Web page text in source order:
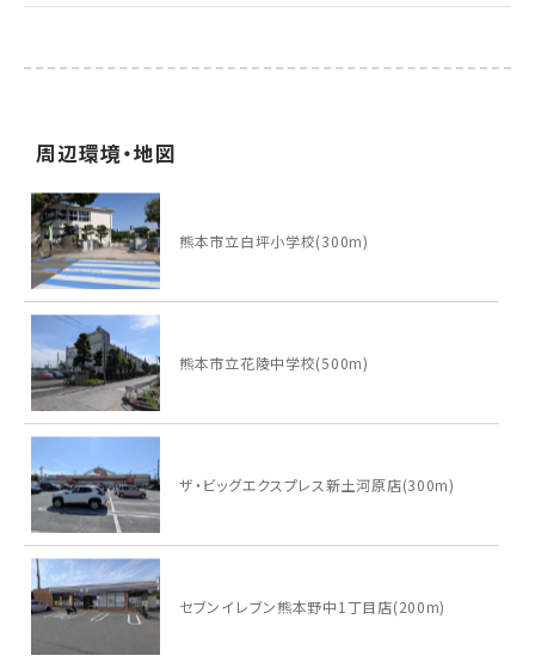
周辺環境・地図
熊本市立白坪小学校(300m)
熊本市立花陵中学校(500m)
ザ・ビッグエクスプレス新土河原店(300m)
セブンイレブン熊本野中1丁目店(200m)